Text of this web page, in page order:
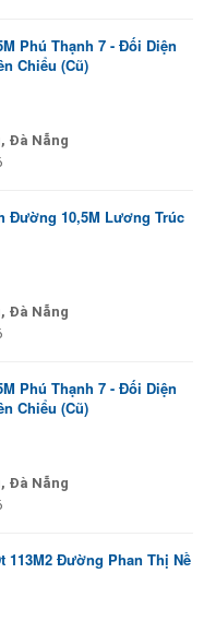
Phú Thạnh 7 - Đối Diện
Chiểu (Cũ)
Đà Nẵng
Đường 10,5M Lương Trúc
Đà Nẵng
Phú Thạnh 7 - Đối Diện
Chiểu (Cũ)
Đà Nẵng
113M2 Đường Phan Thị Nề